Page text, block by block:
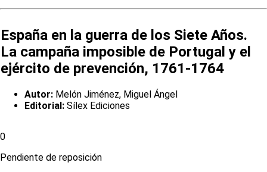
España en la guerra de los Siete Años.
La campaña imposible de Portugal y el
ejército de prevención, 1761-1764
Autor: Melón Jiménez, Miguel Ángel
Editorial: Sílex Ediciones
0
Pendiente de reposición